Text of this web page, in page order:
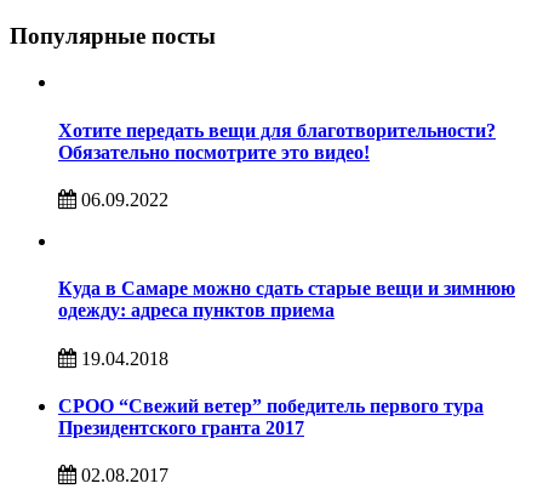
Популярные посты
Хотите передать вещи для благотворительности?
Обязательно посмотрите это видео!
06.09.2022
Куда в Самаре можно сдать старые вещи и зимнюю
одежду: адреса пунктов приема
19.04.2018
СРОО “Свежий ветер” победитель первого тура
Президентского гранта 2017
02.08.2017